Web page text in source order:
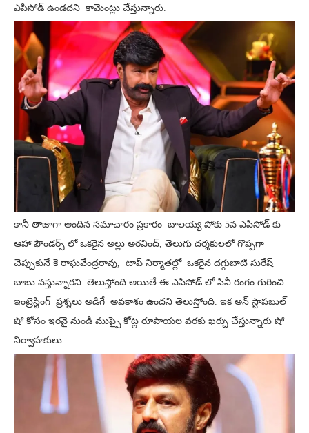
ఎపిసోడ్ ఉండదని కామెంట్లు చేస్తున్నారు.
కానీ తాజాగా అందిన సమాచారం ప్రకారం బాలయ్య షోకు 5వ ఎపిసోడ్ కు
ఆహా ఫౌండర్స్ లో ఒకరైన అల్లు అరవింద్, తెలుగు దర్శకులలో గొప్పగా
చెప్పుకునే కె రాఘవేంద్రరావు, టాప్ నిర్మాతల్లో ఒకరైన దగ్గుబాటి సురేష్
బాబు వస్తున్నారని తెలుస్తోంది.అయితే ఈ ఎపిసోడ్ లో సినీ రంగం గురించి
ఇంట్రెస్టింగ్ ప్రశ్నలు అడిగే అవకాశం ఉందని తెలుస్తోంది. ఇక అన్ స్టాపబుల్
షో కోసం ఇరవై నుండి ముప్పై కోట్ల రూపాయల వరకు ఖర్చు చేస్తున్నారు షో
నిర్వాహకులు.